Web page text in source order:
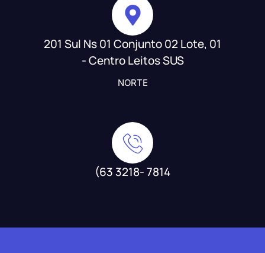
201 Sul Ns 01 Conjunto 02 Lote, 01
- Centro Leitos SUS
NORTE
(63 3218- 7814